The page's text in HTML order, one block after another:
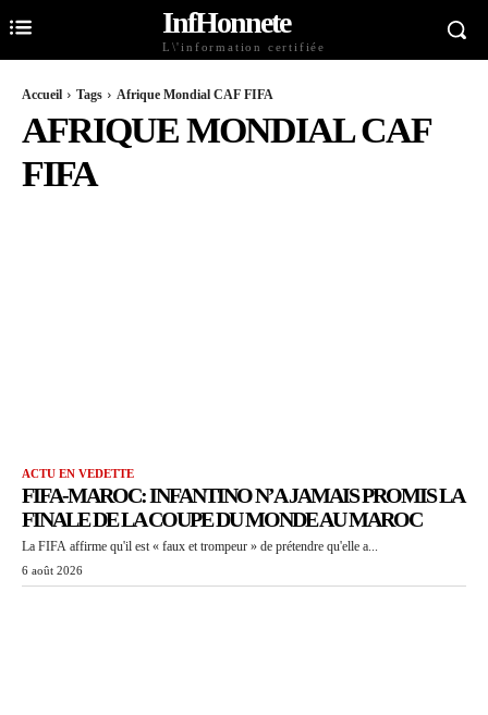
InfHonnete
L\'information certifiée
Accueil Tags Afrique Mondial CAF FIFA
AFRIQUE MONDIAL CAF
FIFA
ACTU EN VEDETTE
FIFA-MAROC: INFANTINO N’A JAMAIS PROMIS LA
FINALE DE LA COUPE DU MONDE AU MAROC
La FIFA affirme qu'il est « faux et trompeur » de prétendre qu'elle a...
6 août 2026